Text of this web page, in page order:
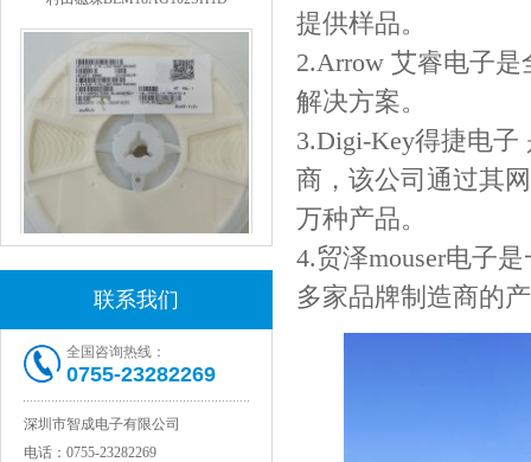
联系我们
全国咨询热线：
0755-23282269
深圳市智成电子有限公司
电话： 0755-23282269
提供样品。
2.Arrow 艾睿电子
解决方案。
3.Digi-Key得捷电
商，该公司通过其
万种产品。
4.贸泽mouser电子
多家品牌制造商的